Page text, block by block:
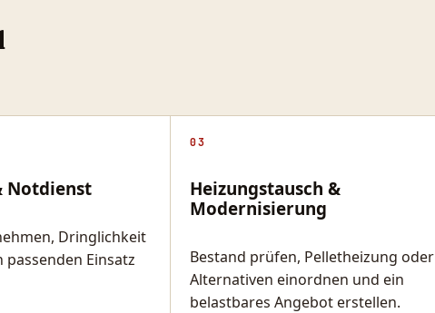
Notdienst
Dringlichkeit
Einsatz
03
Heizungstausch &
Modernisierung
Bestand prüfen, Pelletheizung oder
Alternativen einordnen und ein
belastbares Angebot erstellen.